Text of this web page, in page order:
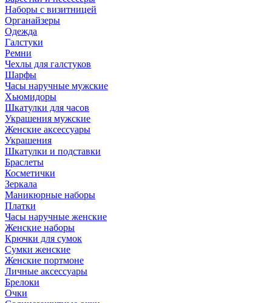
Наборы с визитницей
Органайзеры
Одежда
Галстуки
Ремни
Чехлы для галстуков
Шарфы
Часы наручные мужские
Хьюмидоры
Шкатулки для часов
Украшения мужские
Женские аксессуары
Украшения
Шкатулки и подставки
Браслеты
Косметички
Зеркала
Маникюрные наборы
Платки
Часы наручные женские
Женские наборы
Крючки для сумок
Сумки женские
Женские портмоне
Личные аксессуары
Брелоки
Очки